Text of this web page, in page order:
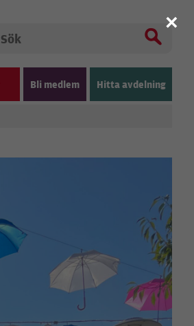
Bli medlem Hitta avdelning
×